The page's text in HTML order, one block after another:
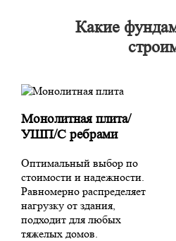
Какие
Монолитная плита/
УШП/С ребрами
Оптимальный выбор по
стоимости и надежности.
Равномерно распределяет
нагрузку от здания,
подходит для любых
тяжелых домов.